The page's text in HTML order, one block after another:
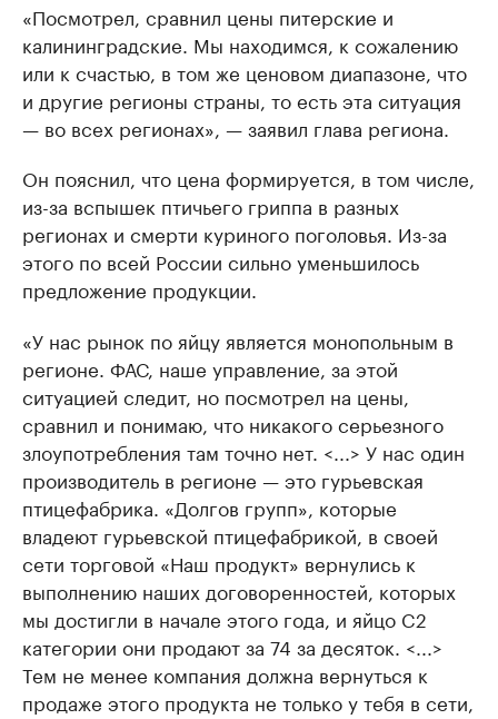
«Посмотрел, сравнил цены питерские и
калининградские. Мы находимся, к сожалению
или к счастью, в том же ценовом диапазоне, что
и другие регионы страны, то есть эта ситуация
— во всех регионах», — заявил глава региона.
Он пояснил, что цена формируется, в том числе,
из-за вспышек птичьего гриппа в разных
регионах и смерти куриного поголовья. Из-за
этого по всей России сильно уменьшилось
предложение продукции.
«У нас рынок по яйцу является монопольным в
регионе. ФАС, наше управление, за этой
ситуацией следит, но посмотрел на цены,
сравнил и понимаю, что никакого серьезного
злоупотребления там точно нет. <...> У нас один
производитель в регионе — это гурьевская
птицефабрика. «Долгов групп», которые
владеют гурьевской птицефабрикой, в своей
сети торговой «Наш продукт» вернулись к
выполнению наших договоренностей, которых
мы достигли в начале этого года, и яйцо C2
категории они продают за 74 за десяток. <...>
Тем не менее компания должна вернуться к
продаже этого продукта не только у тебя в сети,